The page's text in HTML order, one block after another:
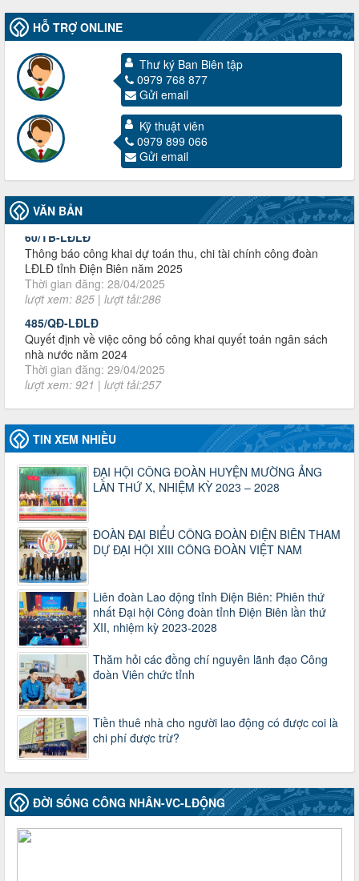
HỖ TRỢ ONLINE
Thư ký Ban Biên tập
0979 768 877
Gửi email
Kỹ thuật viên
0979 899 066
Gửi email
VĂN BẢN
3716/TLD-TC
Công văn hướng dẫn công tác quả lý tài chính, tài sản công
đoàn khi đơn vị sát nhập, chấm dứt hoạt động
Thời gian đăng: 13/04/2025
lượt xem: 2006 | lượt tải:724
60/TB-LĐLĐ
Thông báo công khai dự toán thu, chi tài chính công đoàn
LĐLĐ tỉnh Điện Biên năm 2025
Thời gian đăng: 28/04/2025
lượt xem: 825 | lượt tải:286
485/QĐ-LĐLĐ
Quyết định về việc công bố công khai quyết toán ngân sách
nhà nước năm 2024
Thời gian đăng: 29/04/2025
lượt xem: 921 | lượt tải:257
2930/TLĐ-TC
Công văn số 2930/TLĐ-TC, ngày 31/12/2024 của Tổng
LĐLĐ Việt Nam về việc quy định tỷ lệ phân phối tự động
Thời gian đăng: 06/01/2025
lượt xem: 1068 | lượt tải:438
47-TTCĐ/BTGTU
Thông tin chuyên đề: Một số nôi dung về sắp xếp tổ chức bộ
máy của hệ thống chính trị tinh gọn, hoạt động hiệu lực, hiệu
quả
Thời gian đăng: 25/12/2024
lượt xem: 1227 | lượt tải:340
37/HD-TLĐ
Hướng dẫn Công đoàn với việc tổ chức và hoạt động của
Ban Thanh tra Nhân dân
Thời gian đăng: 27/12/2024
lượt xem: 4953 | lượt tải:1355
35/HD-TLĐ
Hướng dẫn thực hiện một số nội dung chi liên quan đến
công tác kiểm tra, giám sát tại Công đoàn cơ sở
Thời gian đăng: 27/12/2024
lượt xem: 2079 | lượt tải:511
50/2024/QH/15
Luật Công đoàn 2024
Thời gian đăng: 25/12/2024
lượt xem: 4232 | lượt tải:323
2010-CV/TU
Tăng cường công tác lãnh đạo, chỉ đạo phát triển đoàn viên,
thành lập Công đoàn cơ sở trong các doanh nghiệp khu vực
TIN XEM NHIỀU
ĐẠI HỘI CÔNG ĐOÀN HUYỆN MƯỜNG ẢNG
LẦN THỨ X, NHIỆM KỲ 2023 – 2028
ĐOÀN ĐẠI BIỂU CÔNG ĐOÀN ĐIỆN BIÊN THAM
DỰ ĐẠI HỘI XIII CÔNG ĐOÀN VIỆT NAM
Liên đoàn Lao động tỉnh Điện Biên: Phiên thứ
nhất Đại hội Công đoàn tỉnh Điện Biên lần thứ
XII, nhiệm kỳ 2023-2028
Thăm hỏi các đồng chí nguyên lãnh đạo Công
đoàn Viên chức tỉnh
Tiền thuê nhà cho người lao động có được coi là
chi phí được trừ?
ĐỜI SỐNG CÔNG NHÂN-VC-LĐỘNG